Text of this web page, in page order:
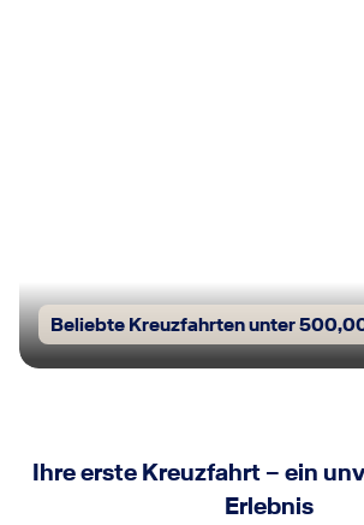
Beliebte Kreuzfahrten unter
Ihre erste Kreuzfahrt – ein
Erlebnis